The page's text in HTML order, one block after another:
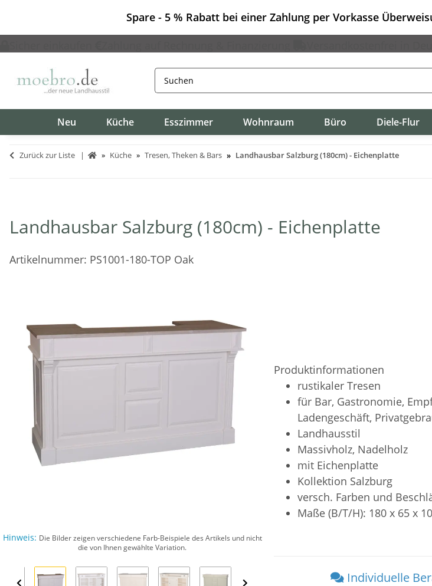
Spare - 5 % Rabatt bei einer Zahlung per Vorkasse
Neu Küche Esszimmer Wohnraum Büro Diele-Flur
Zurück zur Liste Küche Tresen, Theken & Bars Landhausbar Salzburg (180cm) - Eichenplatte
Landhausbar Salzburg (180cm) - Eichenplatte
Artikelnummer: PS1001-180-TOP Oak
Hinweis: Die Bilder zeigen verschiedene Farb-Beispiele des Artikels und nicht
die von Ihnen gewählte Variation.
Produktinformationen
rustikaler Tresen
für Bar, Gastronomie,
Ladengeschäft,
Landhausstil
Massivholz, Nadelholz
mit Eichenplatte
Kollektion Salzburg
versch. Farben und
Maße (B/T/H): 180 x 65 x
Individuelle